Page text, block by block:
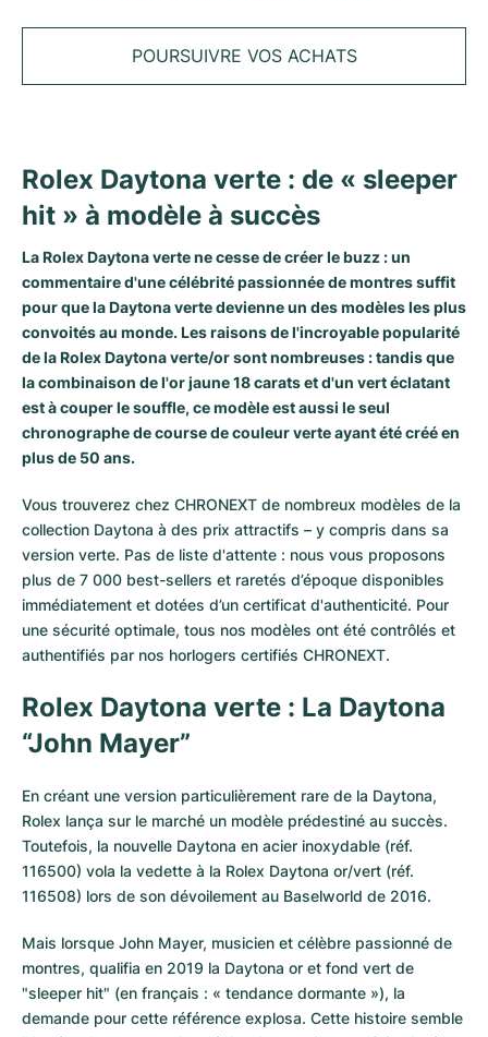
Cosmograph Daytona
Datejust II
Day-Date
Explorer
Explorer II
GMT-Master
Lady-Datejust
Milgauss
Oyster Perpetual
Yacht-Master
Submariner
Constellation
Speedmaster
Montres d'occasion
Montres pour femmes
Grand Complications
Calatrava
Twenty 4
Gondolo
Golden Ellipse
Montres d'occasion
Montres pour femmes
Jules Audemars
Millenary
Modèles les plus vendus
Ballon Bleu
Clé
Tank
Panthère
Calibre
Drive
Ronde
Rotonde
Ballon Blanc
Roadster
Montres pour femmes
Tous les modèles Breitling
Navitimer
Superocean
Chronomat
Premier
Avenger
Colt
Professional
Bentley
Transocean
Galactic
Montbrillant
Montres pour femmes
Modèles les plus vendus
Black Bay
Pelagos
Montres d'occasion
Montres Femme
Heritage
Tous les modèles TAG Heuer
Aquaracer
Carrera
Monaco
Link
Formula 1
Grand Carrera
Montres d'occasion
Modèles les plus vendus
Big Pilot
Pilot's Watch
Ingenieur
Portofino
Portugieser
Da Vinci
Vintage
Montres d'occasion
Tous les modèles Hublot
Modèles les plus vendus
Big Bang
Classic Fusion
Spirit of Big Bang
King Power
Montres d'occasion
CATÉGORIES
Toutes les marques de montres de luxe
Montres vintage
Montres d'occasion
Montres homme
Montres femme
Tous les bracelets
POURSUIVRE VOS ACHATS
Rolex Daytona verte : de « sleeper
hit » à modèle à succès
La Rolex Daytona verte ne cesse de créer le buzz : un
commentaire d'une célébrité passionnée de montres suffit
pour que la Daytona verte devienne un des modèles les plus
convoités au monde. Les raisons de l'incroyable popularité
de la Rolex Daytona verte/or sont nombreuses : tandis que
la combinaison de l'or jaune 18 carats et d'un vert éclatant
est à couper le souffle, ce modèle est aussi le seul
chronographe de course de couleur verte ayant été créé en
plus de 50 ans.
Vous trouverez chez CHRONEXT de nombreux modèles de la
collection Daytona à des prix attractifs – y compris dans sa
version verte. Pas de liste d'attente : nous vous proposons
plus de 7 000 best-sellers et raretés d’époque disponibles
immédiatement et dotées d’un certificat d'authenticité. Pour
une sécurité optimale, tous nos modèles ont été contrôlés et
authentifiés par nos horlogers certifiés CHRONEXT.
Rolex Daytona verte : La Daytona
“John Mayer”
En créant une version particulièrement rare de la Daytona,
Rolex lança sur le marché un modèle prédestiné au succès.
Toutefois, la nouvelle Daytona en acier inoxydable (réf.
116500) vola la vedette à la Rolex Daytona or/vert (réf.
116508) lors de son dévoilement au Baselworld de 2016.
Mais lorsque John Mayer, musicien et célèbre passionné de
montres, qualifia en 2019 la Daytona or et fond vert de
"sleeper hit" (en français : « tendance dormante »), la
demande pour cette référence explosa. Cette histoire semble